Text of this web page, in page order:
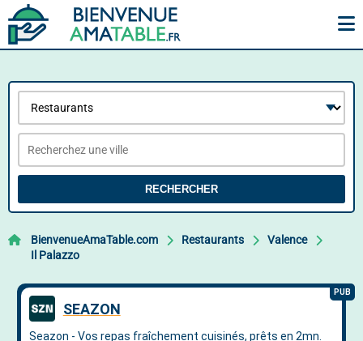
RECHERCHER
BienvenueAmaTable.com Restaurants
Valence
Il Palazzo